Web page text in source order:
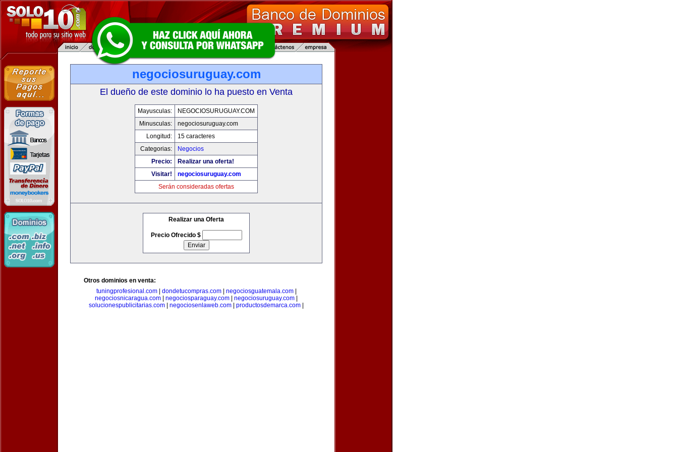
negociosuruguay.com
El dueño de este dominio lo ha puesto en Venta
Mayusculas:
NEGOCIOSURUGUAY.COM
Minusculas:
negociosuruguay.com
Longitud:
15 caracteres
Categorias:
Negocios
Precio:
Realizar una oferta!
Visitar!
negociosuruguay.com
Serán consideradas ofertas
Realizar una Oferta
Precio Ofrecido $
Otros dominios en venta:
tuningprofesional.com| dondetucompras.com| negociosguatemala.com|
negociosnicaragua.com
negociosparaguay.com negociosuruguay.com
solucionespublicitarias.com
negociosenlaweb.com productosdemarca.com